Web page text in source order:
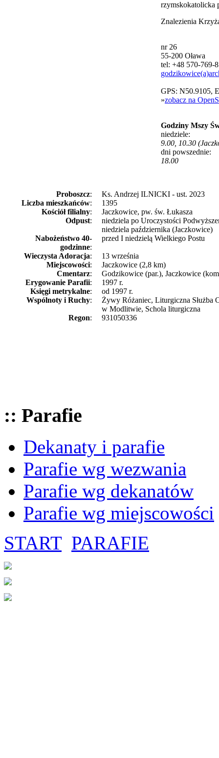
rzymskokatolicka
Znalezienia
nr 26
55-200 Oława
tel: +48 570-769-
GPS: N50.9105,
»zobacz na
Godziny Mszy
niedziele:
9.00, 10.30
dni powszednie:
18.00
Proboszcz:
Ks. Andrzej ILNICKI - ust. 2023
Liczba mieszkańców:
1395
Kościół filialny:
Jaczkowice, pw. św. Łukasza
Odpust:
niedziela po Uroczystości
niedziela października (Jaczkowice)
Nabożeństwo 40-
godzinne:
przed I niedzielą Wielkiego Postu
Wieczysta Adoracja:
13 września
Miejscowości:
Jaczkowice (2,8 km)
Cmentarz:
Godzikowice (par.), Jaczkowice
Erygowanie Parafii:
1997 r.
Księgi metrykalne:
od 1997 r.
Wspólnoty i Ruchy:
Żywy Różaniec, Liturgiczna Służba
w Modlitwie, Schola liturgiczna
Regon: 931050336
:: Parafie
Dekanaty i parafie
Parafie wg wezwania
Parafie wg dekanatów
Parafie wg miejscowości
START PARAFIE